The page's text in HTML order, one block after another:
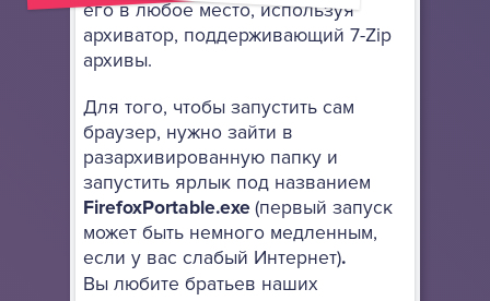
его в любое место, используя
архиватор, поддерживающий 7-Zip
архивы.
Для того, чтобы запустить сам
браузер, нужно зайти в
разархивированную папку и
запустить ярлык под названием
FirefoxPortable.exe(первый запуск
может быть немного медленным,
если у вас слабый Интернет).
Вы любите братьев наших